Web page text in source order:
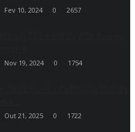
Fev 10, 2024 0 2657
Nov 19, 2024 0 1754
Out 21, 2025 0 1722